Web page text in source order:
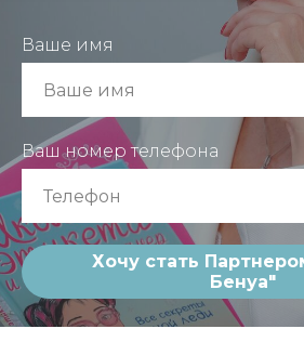
Ваше имя
Ваш номер телефона
Хочу стать
Бенуа"